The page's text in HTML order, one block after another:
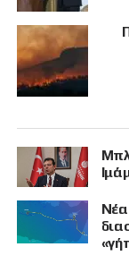
Νέα